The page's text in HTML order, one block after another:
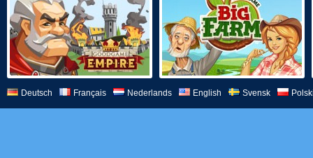
Deutsch Français Nederlands English Svensk